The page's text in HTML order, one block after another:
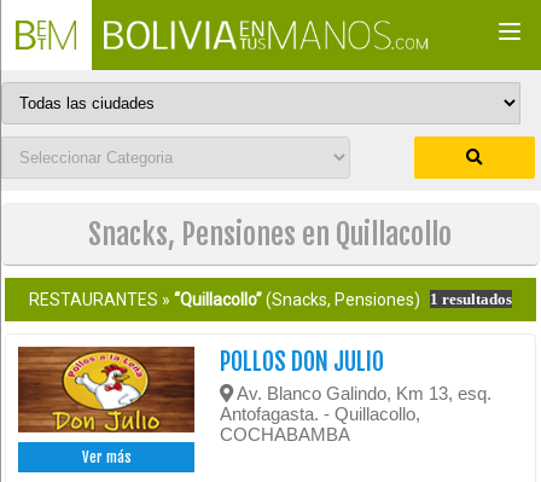
Snacks, Pensiones en Quillacollo
RESTAURANTES »“Quillacollo”(Snacks, Pensiones) 1 resultados
Ver más
POLLOS DON JULIO
Av. Blanco Galindo, Km 13, esq.
Antofagasta. - Quillacollo,
COCHABAMBA